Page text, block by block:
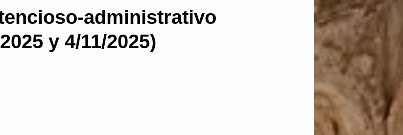
administrativo
y 4/11/2025)